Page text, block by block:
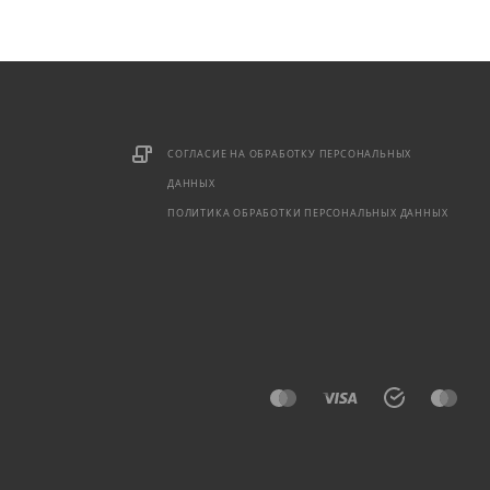
СОГЛАСИЕ НА ОБРАБОТКУ ПЕРСОНАЛЬНЫХ
ДАННЫХ
ПОЛИТИКА ОБРАБОТКИ ПЕРСОНАЛЬНЫХ ДАННЫХ